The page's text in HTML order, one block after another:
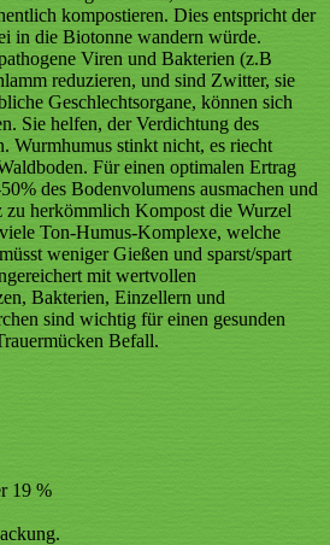
kompostieren. Dies entspricht der
in die Biotonne wandern würde.
Viren und Bakterien (z.B
reduzieren, und sind Zwitter, sie
Geschlechtsorgane, können sich
Sie helfen, der Verdichtung des
Wurmhumus stinkt nicht, es riecht
Für einen optimalen Ertrag
des Bodenvolumens ausmachen und
zu herkömmlich Kompost die Wurzel
Ton-Humus-Komplexe, welche
weniger Gießen und sparst/spart
mit wertvollen
Bakterien, Einzellern und
sind wichtig für einen gesunden
Befall.
19 %